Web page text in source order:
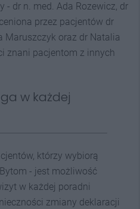
- dr n. med. Ada Rozewicz, dr
przez pacjentów dr
Maruszczyk oraz dr Natalia
znani pacjentom z innych
w każdej
którzy wybiorą
- jest możliwość
w każdej poradni
zmiany deklaracji